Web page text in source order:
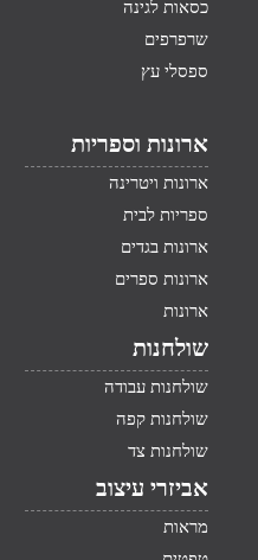
כסאות לגינה
שרפרפים
ספסלי עץ
ארונות וספריות
ארונות ויטרינה
ספריות לבית
ארונות בגדים
ארונות ספרים
ארונות
שולחנות
שולחנות עבודה
שולחנות קפה
שולחנות צד
אביזרי עיצוב
מראות